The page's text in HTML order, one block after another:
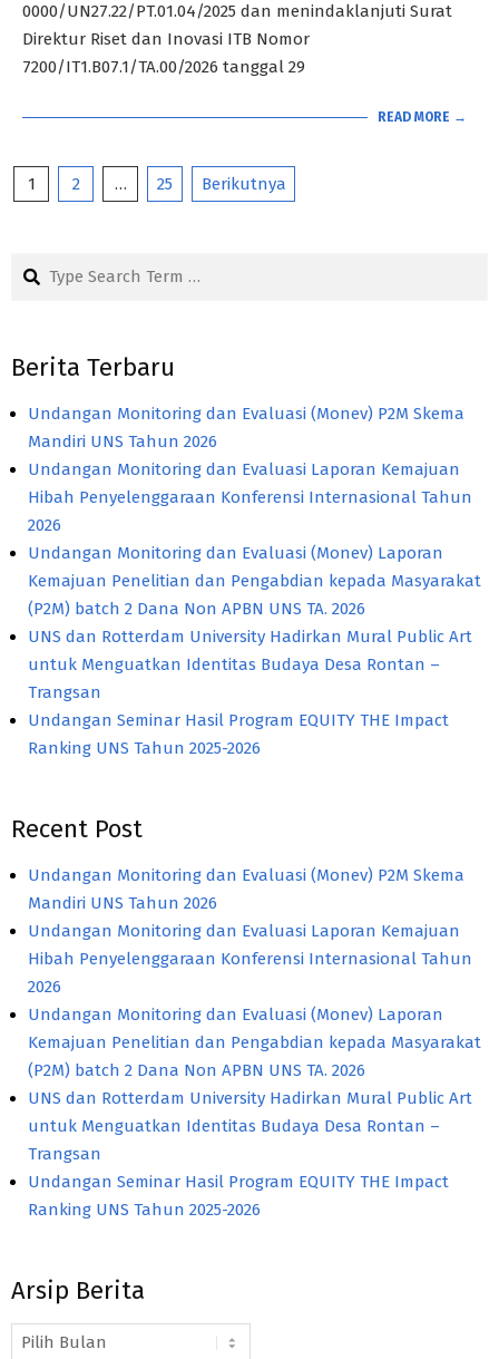
0000/UN27.22/PT.01.04/2025 dan menindaklanjuti Surat
Direktur Riset dan Inovasi ITB Nomor
7200/IT1.B07.1/TA.00/2026 tanggal 29
READ MORE →
Paginasi
1 2 … 25 Berikutnya
Search
Berita Terbaru
Undangan Monitoring dan Evaluasi (Monev) P2M Skema
Mandiri UNS Tahun 2026
Undangan Monitoring dan Evaluasi Laporan Kemajuan
Hibah Penyelenggaraan Konferensi Internasional Tahun
2026
Undangan Monitoring dan Evaluasi (Monev) Laporan
Kemajuan Penelitian dan Pengabdian kepada Masyarakat
(P2M) batch 2 Dana Non APBN UNS TA. 2026
UNS dan Rotterdam University Hadirkan Mural Public Art
untuk Menguatkan Identitas Budaya Desa Rontan –
Trangsan
Undangan Seminar Hasil Program EQUITY THE Impact
Ranking UNS Tahun 2025-2026
Recent Post
Undangan Monitoring dan Evaluasi (Monev) P2M Skema
Mandiri UNS Tahun 2026
Undangan Monitoring dan Evaluasi Laporan Kemajuan
Hibah Penyelenggaraan Konferensi Internasional Tahun
2026
Undangan Monitoring dan Evaluasi (Monev) Laporan
Kemajuan Penelitian dan Pengabdian kepada Masyarakat
(P2M) batch 2 Dana Non APBN UNS TA. 2026
UNS dan Rotterdam University Hadirkan Mural Public Art
untuk Menguatkan Identitas Budaya Desa Rontan –
Trangsan
Undangan Seminar Hasil Program EQUITY THE Impact
Ranking UNS Tahun 2025-2026
Arsip Berita
Arsip